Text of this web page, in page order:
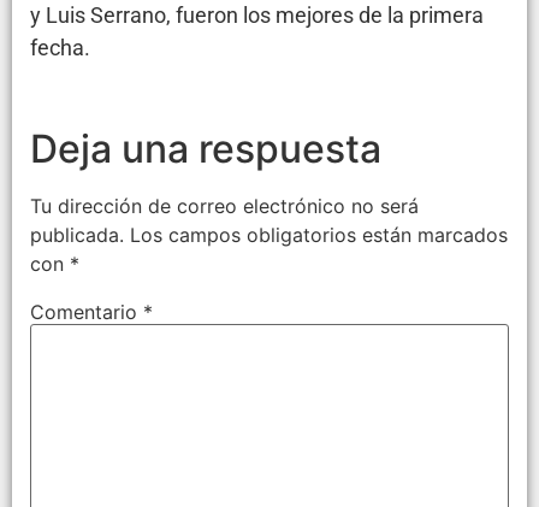
y Luis Serrano, fueron los mejores de la primera
fecha.
Deja una respuesta
Tu dirección de correo electrónico no será
publicada. Los campos obligatorios están marcados
con *
Comentario *